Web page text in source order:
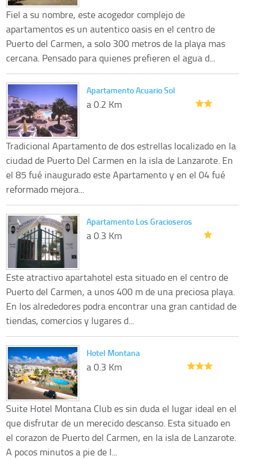
Fiel a su nombre, este acogedor complejo de
apartamentos es un autentico oasis en el centro de
Puerto del Carmen, a solo 300 metros de la playa mas
cercana. Pensado para quienes prefieren el agua d...
Apartamento Acuario Sol
a 0.2 Km
Tradicional Apartamento de dos estrellas localizado en la
ciudad de Puerto Del Carmen en la isla de Lanzarote. En
el 85 fué inaugurado este Apartamento y en el 04 fué
reformado mejora...
Apartamento Los Gracioseros
a 0.3 Km
Este atractivo apartahotel esta situado en el centro de
Puerto del Carmen, a unos 400 m de una preciosa playa.
En los alrededores podra encontrar una gran cantidad de
tiendas, comercios y lugares d...
Hotel Montana
a 0.3 Km
Suite Hotel Montana Club es sin duda el lugar ideal en el
que disfrutar de un merecido descanso. Esta situado en
el corazon de Puerto del Carmen, en la isla de Lanzarote.
A pocos minutos a pie de l...